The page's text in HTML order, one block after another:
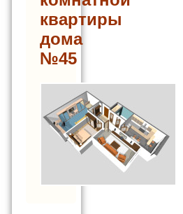
квартиры
дома
№45